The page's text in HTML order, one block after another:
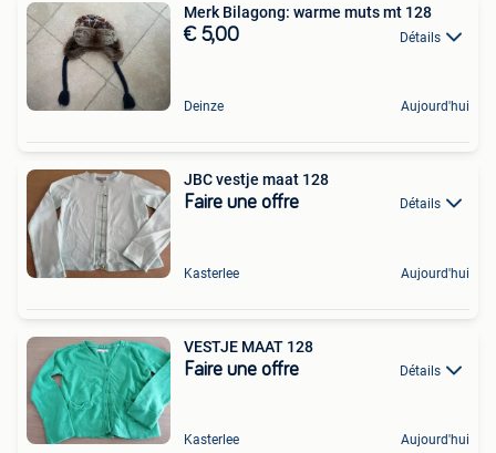
Merk Bilagong: warme muts mt 128
€ 5,00 Détails
Deinze Aujourd'hui
JBC vestje maat 128
Faire une offre Détails
Kasterlee Aujourd'hui
VESTJE MAAT 128
Faire une offre Détails
Kasterlee Aujourd'hui